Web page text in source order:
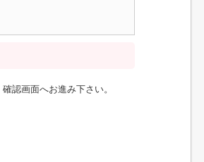
認画面へお進み下さい。